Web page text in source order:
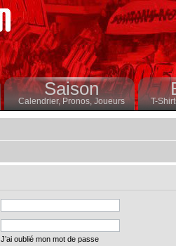
Saison
Calendrier,Pronos, Joueurs T-
J’ai oublié mon mot de passe